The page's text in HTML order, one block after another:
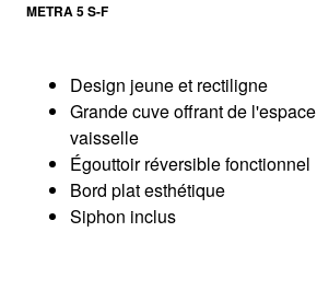
METRA 5 S-F
Design jeune et rectiligne
Grande cuve offrant de
vaisselle
Égouttoir réversible fonctionnel
Bord plat esthétique
Siphon inclus